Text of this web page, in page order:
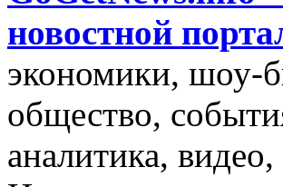
новостной
экономики, шоу-
общество,
аналитика,